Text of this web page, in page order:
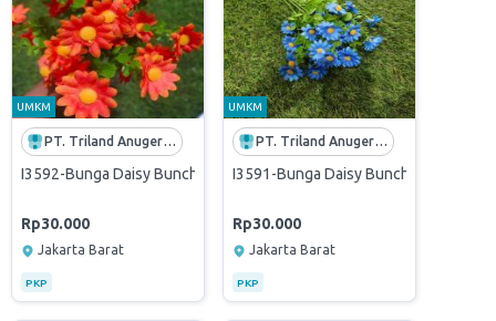
Sutikno - Ayahanda dari Bpk Handojo Wibawanto
UMKM
PT. Triland Anugerah Mandiri
I3592-Bunga Daisy Bunch x7 Bunga Hias Plastik Artificial Dekorasi -
Rp30.000
Jakarta Barat
PKP
UMKM
PT. Triland Anugerah Mandiri
I3591-Bunga Daisy Bunch x7 Bunga
Rp30.000
Jakarta Barat
PKP